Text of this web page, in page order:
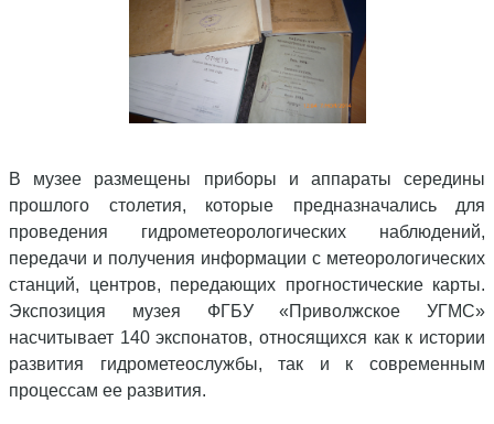
В музее размещены приборы и аппараты середины
прошлого столетия, которые предназначались для
проведения гидрометеорологических наблюдений,
передачи и получения информации с метеорологических
станций, центров, передающих прогностические карты.
Экспозиция музея ФГБУ «Приволжское УГМС»
насчитывает 140 экспонатов, относящихся как к истории
развития гидрометеослужбы, так и к современным
процессам ее развития.